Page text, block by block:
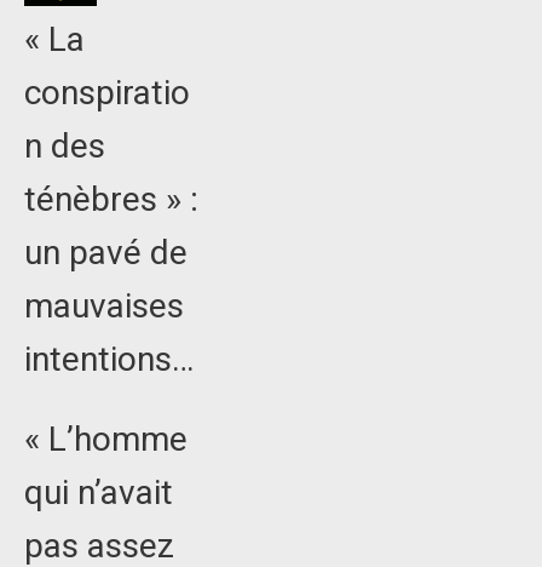
« La
conspiratio
n des
ténèbres » :
un pavé de
mauvaises
intentions…
« L’homme
qui n’avait
pas assez